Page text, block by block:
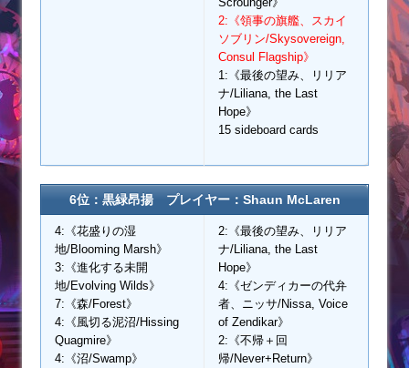
2:《領事の旗艦、スカイ
ソブリン/Skysovereign,
Consul Flagship》
1:《最後の望み、リリア
ナ/Liliana, the Last
Hope》
15 sideboard cards
6位：黒緑昂揚 プレイヤー：Shaun McLaren
4:《花盛りの湿
地/Blooming Marsh》
3:《進化する未開
地/Evolving Wilds》
7:《森/Forest》
4:《風切る泥沼/Hissing
Quagmire》
4:《沼/Swamp》
2:《最後の望み、リリア
ナ/Liliana, the Last
Hope》
4:《ゼンディカーの代弁
者、ニッサ/Nissa, Voice
of Zendikar》
2:《不帰＋回
帰/Never+Return》